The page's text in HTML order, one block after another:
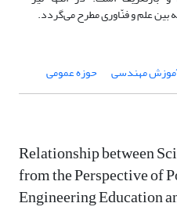
بین علم و فنّاوری مطرح می‌گردد.
مهندسی حوزه عمومی
Relationship between
from the Perspective of
Engineering Education